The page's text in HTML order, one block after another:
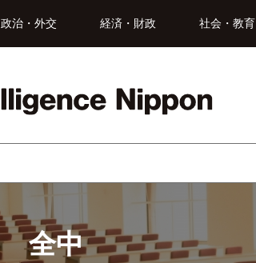
政治・外交 経済・財政 社会・教育
全中